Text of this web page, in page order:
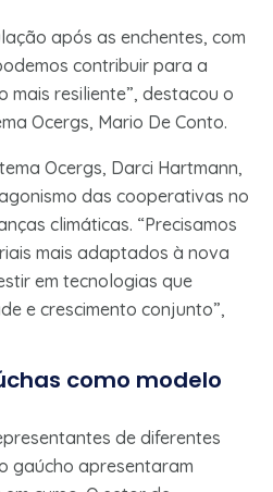
após as enchentes, com
contribuir para a
mais resiliente”, destacou o
Ocergs, Mario De Conto.
Ocergs, Darci Hartmann,
das cooperativas no
climáticas. “Precisamos
mais adaptados à nova
em tecnologias que
e crescimento conjunto”,
como modelo
de diferentes
gaúcho apresentaram